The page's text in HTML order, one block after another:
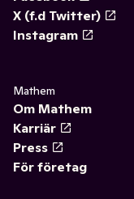
X (f.d Twitter)
Instagram
Mathem
Om Mathem
Karriär
Press
För företag